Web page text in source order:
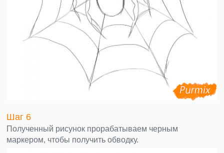
Шаг 6
Полученный рисунок прорабатываем черным
маркером, чтобы получить обводку.